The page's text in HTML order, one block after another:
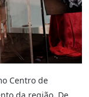
Centro de